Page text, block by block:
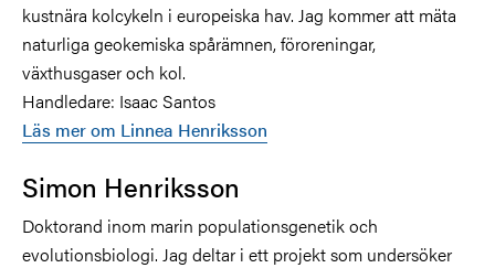
kustnära kolcykeln i europeiska hav. Jag kommer att mäta
naturliga geokemiska spårämnen, föroreningar,
växthusgaser och kol.
Handledare: Isaac Santos
Läs mer om Linnea Henriksson
Simon Henriksson
Doktorand inom marin populationsgenetik och
evolutionsbiologi. Jag deltar i ett projekt som undersöker